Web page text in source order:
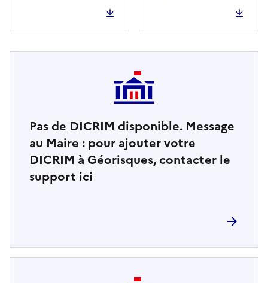
Pas de DICRIM disponible. Message
au Maire : pour ajouter votre
DICRIM à Géorisques, contacter le
support ici